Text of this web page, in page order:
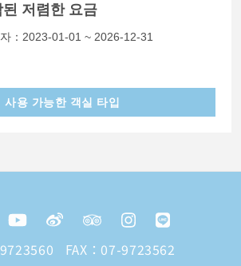
저렴한 요금
：2023-01-01 ~ 2026-12-31
사용 가능한 객실 타입
FAX：07-9723562